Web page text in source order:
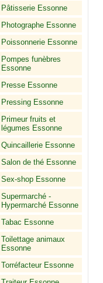
Pâtisserie Essonne
Photographe Essonne
Poissonnerie Essonne
Pompes funèbres
Essonne
Presse Essonne
Pressing Essonne
Primeur fruits et
légumes Essonne
Quincaillerie Essonne
Salon de thé Essonne
Sex-shop Essonne
Supermarché -
Hypermarché Essonne
Tabac Essonne
Toilettage animaux
Essonne
Torréfacteur Essonne